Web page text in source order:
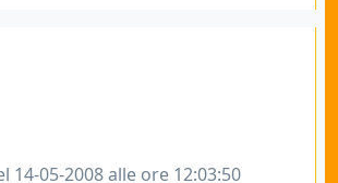
14-05-2008 alle ore 12:03:50